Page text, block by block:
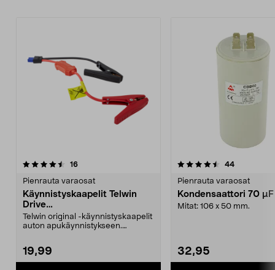
16arvostelut
Pienrauta varaosat
Käynnistyskaapelit Telwin
Drive
Mini/9000/13000/1250/150
0/1750, EC5
Telwin original -käynnistyskaapelit
auton apukäynnistykseen.
19,99
4.5 viidestä
44arvostelut
Pienrauta varaosat
Kondensaattori 70
Mitat: 106 x 50 mm.
32,95
4.5 viidestä